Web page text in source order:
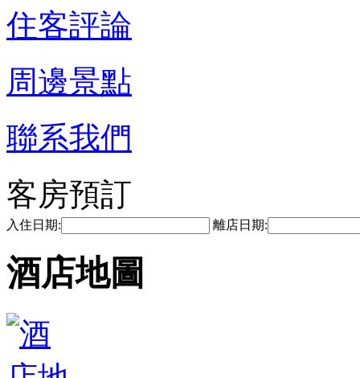
住客評論
周邊景點
聯系我們
客房預訂
入住日期: 離店日期:
酒店地圖